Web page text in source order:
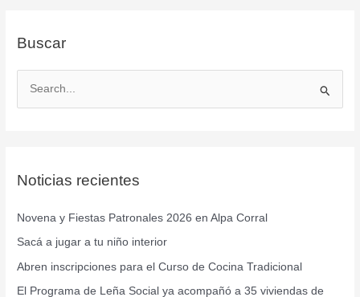
Buscar
a
p
o
r
:
Noticias recientes
Novena y Fiestas Patronales 2026 en Alpa Corral
Sacá a jugar a tu niño interior
Abren inscripciones para el Curso de Cocina Tradicional
El Programa de Leña Social ya acompañó a 35 viviendas de